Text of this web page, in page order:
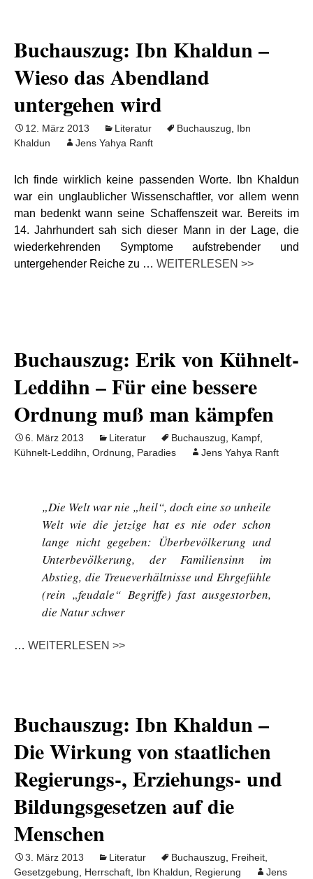
Buchauszug: Ibn Khaldun –
Wieso das Abendland
untergehen wird
12. März 2013 Literatur Buchauszug
Ibn
Khaldun
Jens Yahya Ranft
Ich finde wirklich keine passenden Worte. Ibn Khaldun
war ein unglaublicher Wissenschaftler, vor allem wenn
man bedenkt wann seine Schaffenszeit war. Bereits im
14. Jahrhundert sah sich dieser Mann in der Lage, die
wiederkehrenden Symptome aufstrebender und
untergehender Reiche zu … WEITERLESEN >>
Buchauszug: Erik von Kühnelt-
Leddihn – Für eine bessere
Ordnung muß man kämpfen
6. März 2013 Literatur Buchauszug Kampf
Kühnelt-Leddihn Ordnung Paradies Jens Yahya Ranft
„Die Welt war nie „heil“, doch eine so unheile
Welt wie die jetzige hat es nie oder schon
lange nicht gegeben: Überbevölkerung und
Unterbevölkerung, der Familiensinn im
Abstieg, die Treueverhältnisse und Ehrgefühle
(rein „feudale“ Begriffe) fast ausgestorben,
die Natur schwer
… WEITERLESEN >>
Buchauszug: Ibn Khaldun –
Die Wirkung von staatlichen
Regierungs-, Erziehungs- und
Bildungsgesetzen auf die
Menschen
3. März 2013 Literatur Buchauszug Freiheit
Gesetzgebung
Herrschaft Ibn Khaldun Regierung
Jens